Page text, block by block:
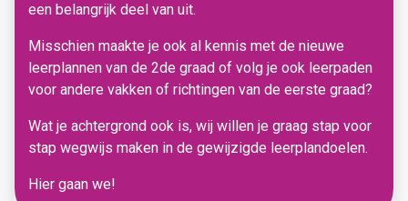
een belangrijk deel van uit.
Misschien maakte je ook al kennis met de nieuwe
leerplannen van de 2de graad of volg je ook leerpaden
voor andere vakken of richtingen van de eerste graad?
Wat je achtergrond ook is, wij willen je graag stap voor
stap wegwijs maken in de gewijzigde leerplandoelen.
Hier gaan we!